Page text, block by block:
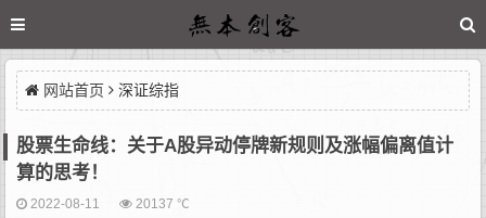
网站首页 深证综指
股票生命线：关于A股异动停牌新规则及涨幅偏离值计
算的思考！
2022-08-11 20137 ℃